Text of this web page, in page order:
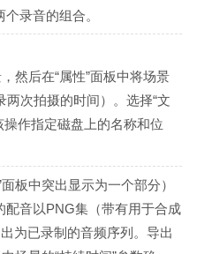
录音的组合。
然后在“属性”面板中将场景
次拍摄的时间）。选择“文
操作指定磁盘上的名称和位
板中突出显示为一个部分）
配音以PNG集（带有用于合成
为已录制的音频序列。导出